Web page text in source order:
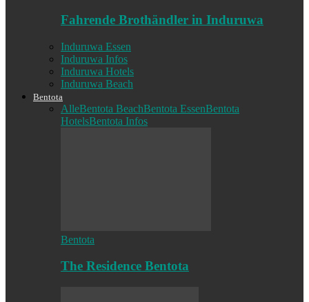
Fahrende Brothändler in Induruwa
Induruwa Essen
Induruwa Infos
Induruwa Hotels
Induruwa Beach
Bentota
AlleBentota BeachBentota EssenBentota
HotelsBentota Infos
Bentota
The Residence Bentota